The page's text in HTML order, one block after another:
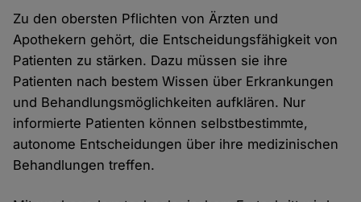
Zu den obersten Pflichten von Ärzten und
Apothekern gehört, die Entscheidungsfähigkeit von
Patienten zu stärken. Dazu müssen sie ihre
Patienten nach bestem Wissen über Erkrankungen
und Behandlungsmöglichkeiten aufklären. Nur
informierte Patienten können selbstbestimmte,
autonome Entscheidungen über ihre medizinischen
Behandlungen treffen.